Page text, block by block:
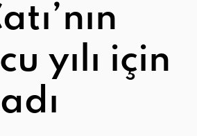
yılı için